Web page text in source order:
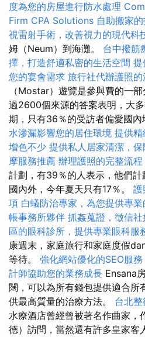
度為您的房屋進行防水處理
Firm CPA Solutions 自助搬家
視雷射手術，改善視力的現代科
姆（Neum）到海灘。 台中撥筋
擇，打造舒適私密的生活空間 提
您的宴會需求 旅行社代辦護照
（Mostar）遊覽是參與費的一
過2600個來源的答案表明，大
期，只有36％的受訪者偏愛國內
水滲漏影響您的居住環境 提供精
增色不少 提供私人居家清潔，
摩服務推薦 辦理護照的完整流
計劃，有39％的人表示，他們
國內外，今年夏天只有17％。 護
項 白蟻防治專家，為您提供專
帳事務所夥伴 抓姦蒐證，徵信
區的眼科診所，提供專業眼科服
康週末，家庭旅行和家庭度假
等待。 強化網站優化的SEO服務
計師協助您的業務成長 Ensana
闊，可以為所有錢包提供適合所
供最高質量的治療方法。 台北
水療酒店曾經曾被著名作曲家，
德）訪問，當然還有許多皇家客